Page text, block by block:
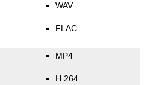
WAV
FLAC
MP4
H.264